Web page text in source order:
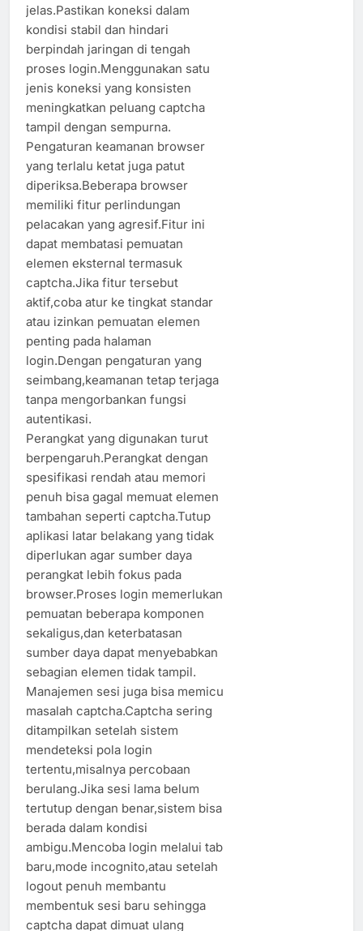
jelas.Pastikan koneksi dalam
kondisi stabil dan hindari
berpindah jaringan di tengah
proses login.Menggunakan satu
jenis koneksi yang konsisten
meningkatkan peluang captcha
tampil dengan sempurna.
Pengaturan keamanan browser
yang terlalu ketat juga patut
diperiksa.Beberapa browser
memiliki fitur perlindungan
pelacakan yang agresif.Fitur ini
dapat membatasi pemuatan
elemen eksternal termasuk
captcha.Jika fitur tersebut
aktif,coba atur ke tingkat standar
atau izinkan pemuatan elemen
penting pada halaman
login.Dengan pengaturan yang
seimbang,keamanan tetap terjaga
tanpa mengorbankan fungsi
autentikasi.
Perangkat yang digunakan turut
berpengaruh.Perangkat dengan
spesifikasi rendah atau memori
penuh bisa gagal memuat elemen
tambahan seperti captcha.Tutup
aplikasi latar belakang yang tidak
diperlukan agar sumber daya
perangkat lebih fokus pada
browser.Proses login memerlukan
pemuatan beberapa komponen
sekaligus,dan keterbatasan
sumber daya dapat menyebabkan
sebagian elemen tidak tampil.
Manajemen sesi juga bisa memicu
masalah captcha.Captcha sering
ditampilkan setelah sistem
mendeteksi pola login
tertentu,misalnya percobaan
berulang.Jika sesi lama belum
tertutup dengan benar,sistem bisa
berada dalam kondisi
ambigu.Mencoba login melalui tab
baru,mode incognito,atau setelah
logout penuh membantu
membentuk sesi baru sehingga
captcha dapat dimuat ulang